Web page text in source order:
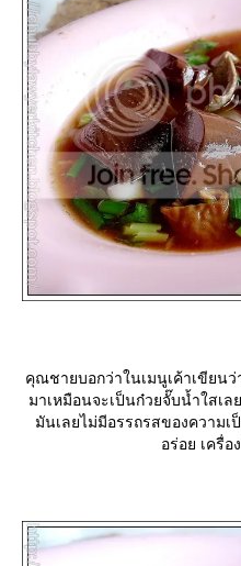
คุณชายบอกว่าในเมนูเค้าเขียน
มาเหมือนจะเป็นก๋วยจั๊บน้ำใสเ
มันเลยไม่มีอรรถรสของความ
อร่อย เครื่อ